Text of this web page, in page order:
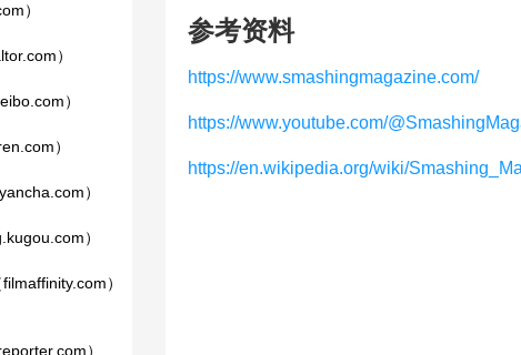
）
）
）
）
）
）
）
）
参考资料
https://www.smashingmagazine.com/
https://www.youtube.com/
https://en.wikipedia.org/wiki/